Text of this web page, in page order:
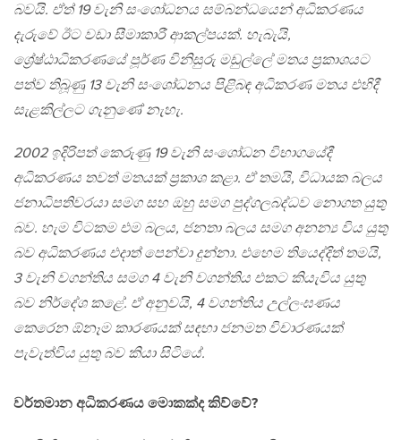
බවයි. ඒත් 19 වැනි සංශෝධනය සම්බන්ධයෙන් අධිකරණය
දැරුවේ ඊට වඩා සීමාකාරී ආකල්පයක්. හැබැයි,
ශ්‍රේෂ්ඨාධිකරණයේ පූර්ණ විනිසුරු මඩුල්ලේ මතය ප‍්‍රකාශයට
පත්ව තිබූණු 13 වැනි සංශෝධනය පිළිබඳ අධිකරණ මතය එහිදී
සැළකිල්ලට ගැනුණේ නැහැ.
2002 ඉදිරිපත් කෙරුණු 19 වැනි සංශෝධන විභාගයේදී
අධිකරණය තවත් මතයක් ප‍්‍රකාශ කළා. ඒ තමයි, විධායක බලය
ජනාධිපතිවරයා සමග සහ ඔහු සමග පුද්ගලබද්ධව නොගත යුතු
බව. හැම විටකම එම බලය, ජනතා බලය සමග අනන්‍ය විය යුතු
බව අධිකරණය එදාත් පෙන්වා දුන්නා. එහෙම තියෙද්දිත් තමයි,
3 වැනි වගන්තිය සමග 4 වැනි වගන්තිය එකට කියැවිය යුතු
බව නිර්දේශ කළේ. ඒ අනුවයි, 4 වගන්තිය උල්ලංඝණය
කෙරෙන ඕනෑම කාරණයක් සඳහා ජනමත විචාරණයක්
පැවැත්විය යුතු බව කියා සිටියේ.
වර්තමාන අධිකරණය මොකක්ද කිව්වේ?